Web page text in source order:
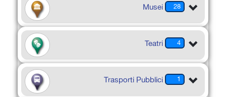
28
Musei
4
Teatri
1
Trasporti Pubblici